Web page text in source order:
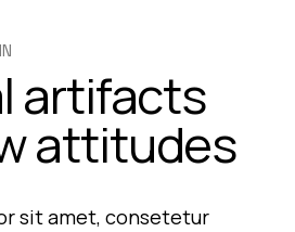
artifacts
attitudes
sit amet, consetetur